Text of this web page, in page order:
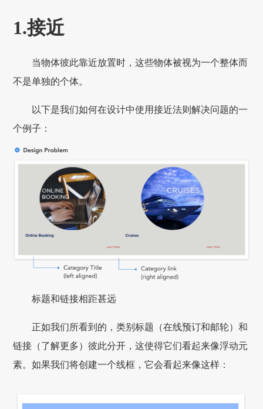
1.接近
当物体彼此靠近放置时，这些物体被视为一个整体而
不是单独的个体。
以下是我们如何在设计中使用接近法则解决问题的一
个例子：
标题和链接相距甚远
正如我们所看到的，类别标题（在线预订和邮轮）和
链接（了解更多）彼此分开，这使得它们看起来像浮动元
素。如果我们将创建一个线框，它会看起来像这样：